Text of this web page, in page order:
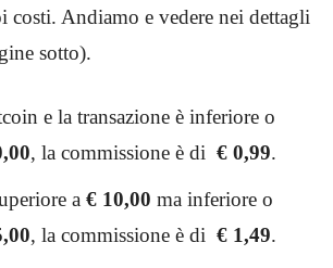
costi. Andiamo e vedere nei dettagli
sotto).
e la transazione è inferiore o
, la commissione è di € 0,99.
a € 10,00 ma inferiore o
, la commissione è di € 1,49.